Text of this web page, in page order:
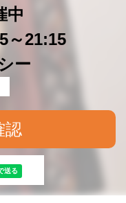
中
～21:15
ー
認